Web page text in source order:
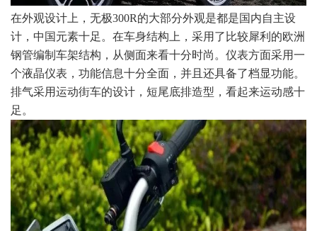
在外观设计上，无极300R的大部分外观是都是国内自主设
计，中国元素十足。在车身结构上，采用了比较犀利的欧洲
钢管编制车架结构，从侧面来看十分时尚。仪表方面采用一
个液晶仪表，功能信息十分全面，并且还具备了档显功能。
排气采用运动街车的设计，短尾底排造型，看起来运动感十
足。